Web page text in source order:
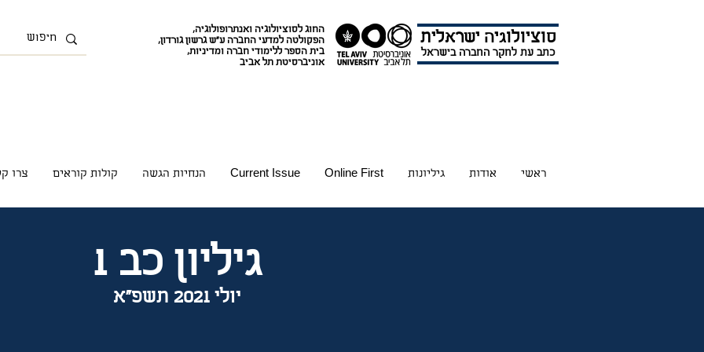
החוג לסוציולוגיה ואנתרופולוגיה,
הפקולטה למדעי החברה ע"ש גרשון גורדון,
בית הספר ללימודי חברה ומדיניות,
אוניברסיטת תל אביב
סוציולוגיה ישראלית
כתב עת לחקר החברה בישראל
צרו קולות קוראים הנחיות הגשה Current Issue Online First גיליונות אודות ראשי
גיליון כב 1
יולי 2021 תשפ"א